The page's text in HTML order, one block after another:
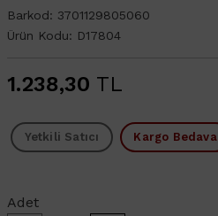
Barkod: 3701129805060
Ürün Kodu: D17804
1.238,30 TL
Yetkili Satıcı Kargo Bedava
Adet